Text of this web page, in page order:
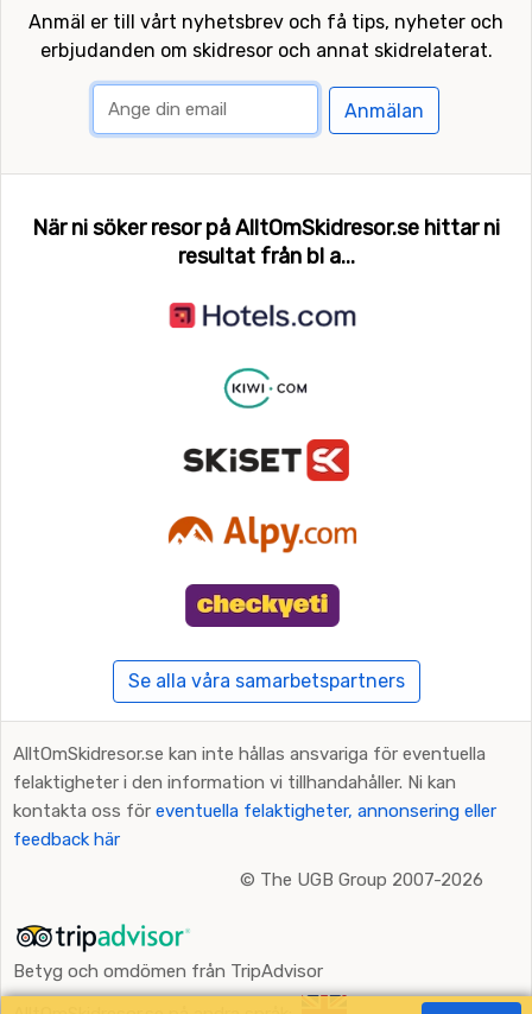
Anmäl er till vårt nyhetsbrev och få tips, nyheter och
erbjudanden om skidresor och annat skidrelaterat.
Anmälan
När ni söker resor på AlltOmSkidresor.se hittar ni
resultat från bl a...
Se alla våra samarbetspartners
AlltOmSkidresor.se kan inte hållas ansvariga för eventuella
felaktigheter i den information vi tillhandahåller. Ni kan
kontakta oss för eventuella felaktigheter, annonsering eller
feedback här
© The UGB Group 2007-2026
Betyg och omdömen från TripAdvisor